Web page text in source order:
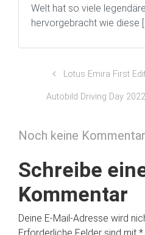
Welt hat so viele
hervorgebracht wie diese
Lotus Emira First
Autobild Driving Day
Noch keine
Schreibe
Kommentar
Deine E-Mail-Adresse wird